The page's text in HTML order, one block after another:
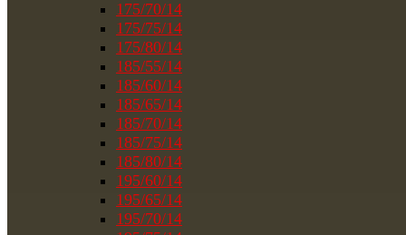
175/70/14
175/75/14
175/80/14
185/55/14
185/60/14
185/65/14
185/70/14
185/75/14
185/80/14
195/60/14
195/65/14
195/70/14